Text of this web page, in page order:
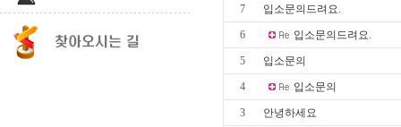
7 입소문의드려요.
6 입소문의드려요.
5 입소문의
4 입소문의
3 안녕하세요